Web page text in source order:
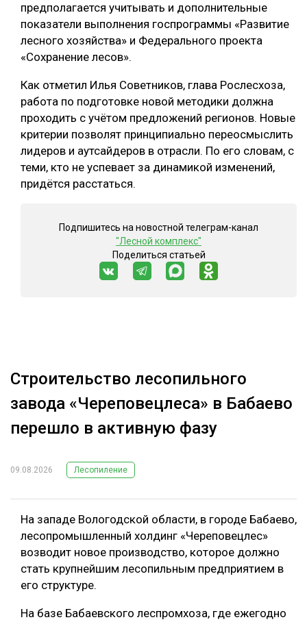
предполагается учитывать и дополнительные
показатели выполнения госпрограммы «Развитие
лесного хозяйства» и Федерального проекта
«Сохранение лесов».
Как отметил Илья Советников, глава Рослесхоза,
работа по подготовке новой методики должна
проходить с учётом предложений регионов. Новые
критерии позволят принципиально переосмыслить
лидеров и аутсайдеров в отрасли. По его словам, с
теми, кто не успевает за динамикой изменений,
придётся расстаться.
Подпишитесь на новостной телеграм-канал
"Лесной комплекс"
Поделиться статьей
Строительство лесопильного
завода «Череповецлеса» в Бабаево
перешло в активную фазу
09.08.2026 Лесопиление
На западе Вологодской области, в городе Бабаево,
лесопромышленный холдинг «Череповецлес»
возводит новое производство, которое должно
стать крупнейшим лесопильным предприятием в
его структуре.
На базе Бабаевского леспромхоза, где ежегодно